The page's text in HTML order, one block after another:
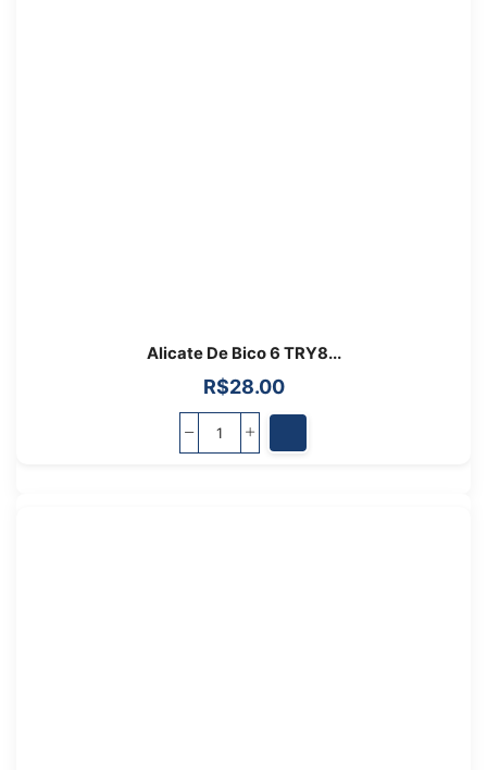
Alicate De Bico 6 TRY8...
R$28.00